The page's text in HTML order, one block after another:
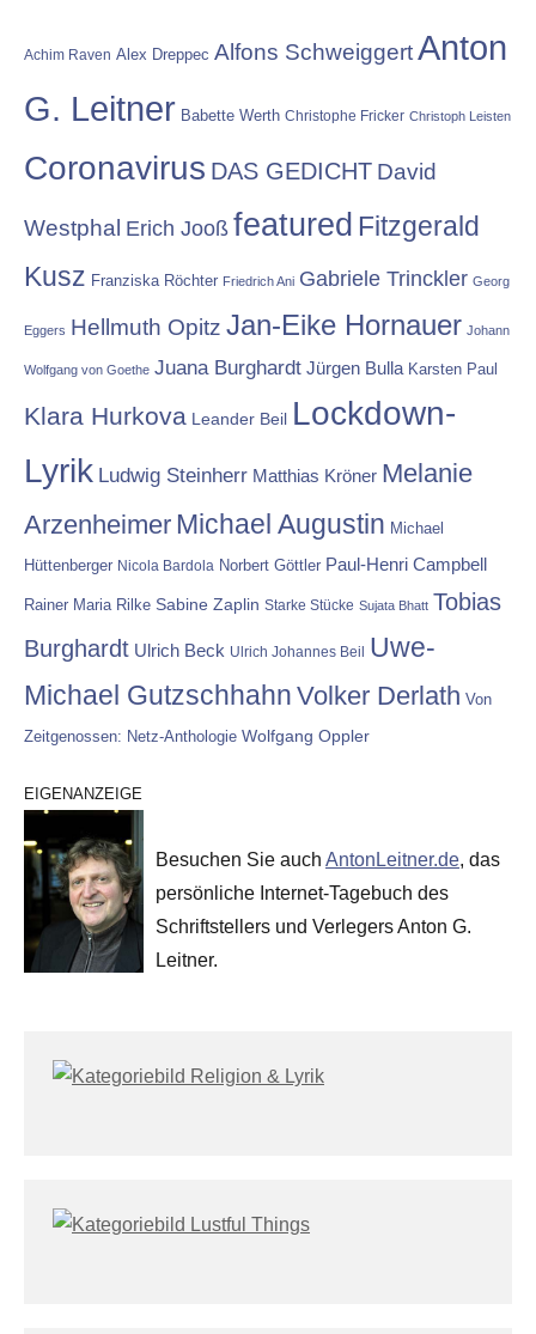
Achim Raven Alex Dreppec Alfons SchweiggertAnton
G. Leitner Babette Werth Christophe Fricker Christoph Leisten
Coronavirus DAS GEDICHT David
Westphal Erich Jooß featured Fitzgerald
Kusz Franziska Röchter Friedrich Ani Gabriele Trinckler Georg
Eggers Hellmuth Opitz Jan-Eike Hornauer Johann
Wolfgang von Goethe Juana Burghardt Jürgen Bulla Karsten Paul
Klara Hurkova Leander Beil Lockdown-
Lyrik Ludwig Steinherr Matthias Kröner Melanie
Arzenheimer Michael Augustin Michael
Hüttenberger Nicola Bardola Norbert Göttler Paul-Henri Campbell
Rainer Maria Rilke Sabine Zaplin Starke Stücke Sujata Bhatt Tobias
Burghardt Ulrich Beck Ulrich Johannes Beil
Uwe-
Michael Gutzschhahn Volker Derlath Von
Zeitgenossen: Netz-Anthologie Wolfgang Oppler
EIGENANZEIGE
Besuchen Sie auch AntonLeitner.de, das
persönliche Internet-Tagebuch des
Schriftstellers und Verlegers Anton G.
Leitner.